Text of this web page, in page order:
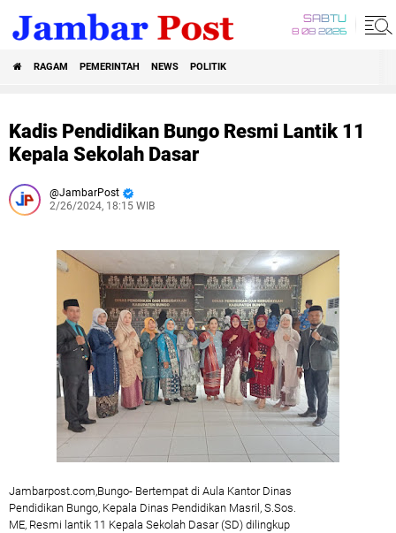
SABTU
8 08 2026
RAGAM PEMERINTAH NEWS POLITIK
Kadis Pendidikan Bungo Resmi Lantik 11
Kepala Sekolah Dasar
JambarPost
2/26/2024, 18:15 WIB
Jambarpost.com,Bungo- Bertempat di Aula Kantor Dinas
Pendidikan Bungo, Kepala Dinas Pendidikan Masril, S.Sos.
ME, Resmi lantik 11 Kepala Sekolah Dasar (SD) dilingkup